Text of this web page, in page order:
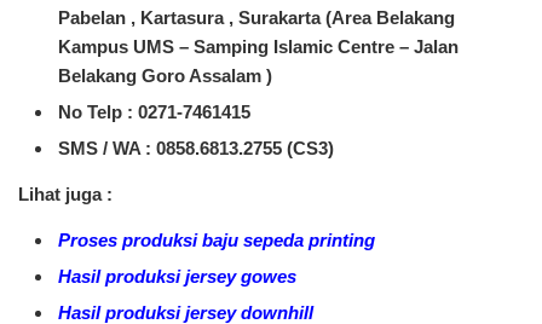
Pabelan , Kartasura , Surakarta (Area Belakang
Kampus UMS – Samping Islamic Centre – Jalan
Belakang Goro Assalam )
No Telp : 0271-7461415
SMS / WA : 0858.6813.2755 (CS3)
Lihat juga :
Proses produksi baju sepeda printing
Hasil produksi jersey gowes
Hasil produksi jersey downhill